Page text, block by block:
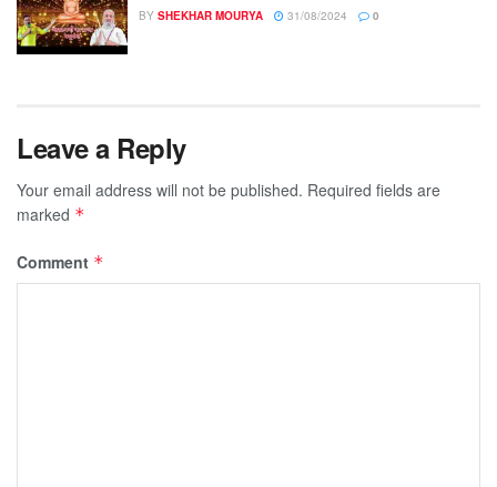
BY SHEKHAR MOURYA 31/08/2024 0
Leave a Reply
Your email address will not be published. Required fields are
marked *
Comment *